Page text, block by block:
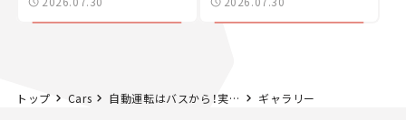
トップ Cars 自動運転はバスから！実際に乗ってその実力を見てきた ギャラリー